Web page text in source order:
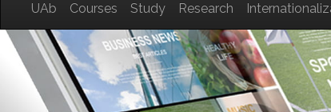
UAb Courses Study Research